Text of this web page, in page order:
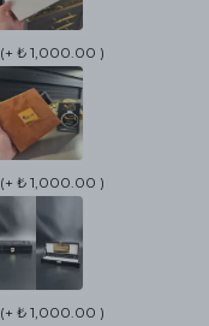
(+ ₺ 1,000.00 )
(+ ₺ 1,000.00 )
(+ ₺ 1,000.00 )